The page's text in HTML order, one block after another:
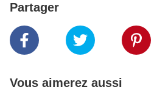
Partager
Vous aimerez aussi